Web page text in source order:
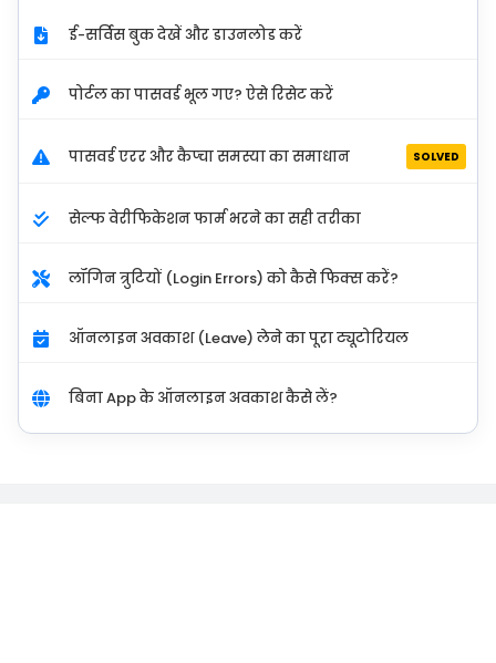
ई-सर्विस बुक देखें और डाउनलोड करें
पोर्टल का पासवर्ड भूल गए? ऐसे रिसेट करें
पासवर्ड एरर और कैप्चा समस्या का समाधान SOLVED
सेल्फ वेरीफिकेशन फार्म भरने का सही तरीका
लॉगिन त्रुटियों (Login Errors) को कैसे फिक्स करें?
ऑनलाइन अवकाश (Leave) लेने का पूरा ट्यूटोरियल
बिना App के ऑनलाइन अवकाश कैसे लें?